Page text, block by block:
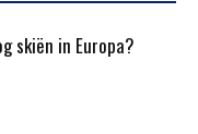
skiën in Europa?